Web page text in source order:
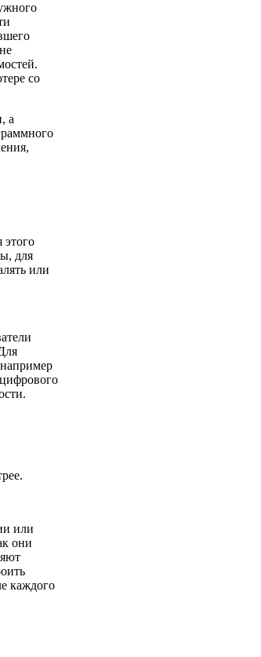
со
а
для
или
или
они
каждого